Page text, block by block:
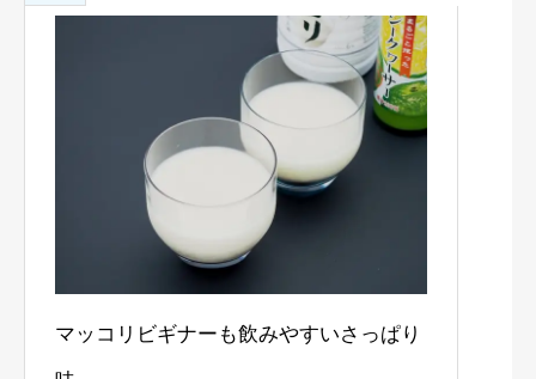
マッコリビギナーも飲みやすいさっぱり